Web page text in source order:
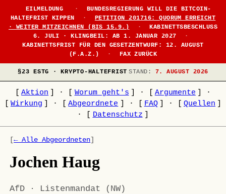
EILMELDUNG ·
BUNDESREGIERUNG WILL DIE BITCOIN-
HALTEFRIST KIPPEN
·
PETITION 201716: QUORUM ERREICHT
· WEITER MITZEICHNEN (BIS 15.9.)
·
KABINETTSBESCHLUSS
6. JULI · KLINGBEIL: AB 1. JANUAR 2027
·
KABINETTSFRIST FÜR DEN GESETZENTWURF: 12. AUGUST
(F.A.Z.)
· FAX ZURÜCK
§23 ESTG · KRYPTO-HALTEFRIST STAND: 7. AUGUST 2026
Aktion · Worum geht's · Argumente
·
Wirkung · Abgeordnete · FAQ · Quellen
·
Datenschutz
[← Alle Abgeordneten]
Jochen Haug
AfD · Listenmandat (NW)